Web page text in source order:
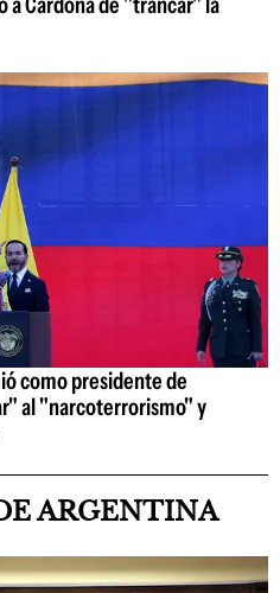
como presidente de
al "narcoterrorismo" y
ARGENTINA